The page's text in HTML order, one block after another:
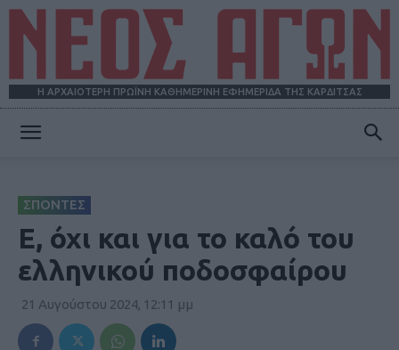
Η ΑΡΧΑΙΟΤΕΡΗ ΠΡΩΪΝΗ ΚΑΘΗΜΕΡΙΝΗ ΕΦΗΜΕΡΙΔΑ ΤΗΣ ΚΑΡΔΙΤΣΑΣ
ΣΠΟΝΤΕΣ
E, όχι και για το καλό του
ελληνικού ποδοσφαίρου
21 Αυγούστου 2024, 12:11 μμ